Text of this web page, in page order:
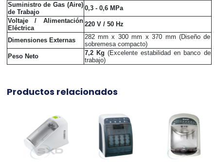
Suministro de Gas (Aire)
de Trabajo
0,3 - 0,6 MPa
Voltaje / Alimentación
Eléctrica
220 V / 50 Hz
Dimensiones Externas
282 mm x 300 mm x 370 mm (Diseño de
sobremesa compacto)
Peso Neto
7,2 Kg (Excelente estabilidad en banco de
trabajo)
Productos relacionados